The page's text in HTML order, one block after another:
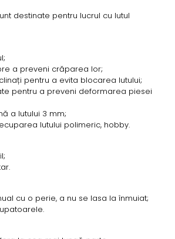
destinate pentru lucrul cu lutul
a preveni crăparea lor;
pentru a evita blocarea lutului;
pentru a preveni deformarea piesei
a lutului 3 mm;
lutului polimeric, hobby.
cu o perie, a nu se lasa la înmuiat;